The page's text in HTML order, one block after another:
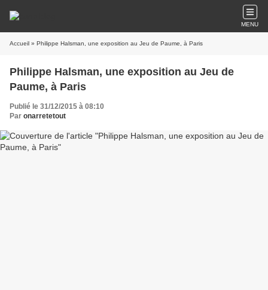
MENU
Accueil » Philippe Halsman, une exposition au Jeu de Paume, à Paris
Philippe Halsman, une exposition au Jeu de
Paume, à Paris
Publié le 31/12/2015 à 08:10
Par onarretetout